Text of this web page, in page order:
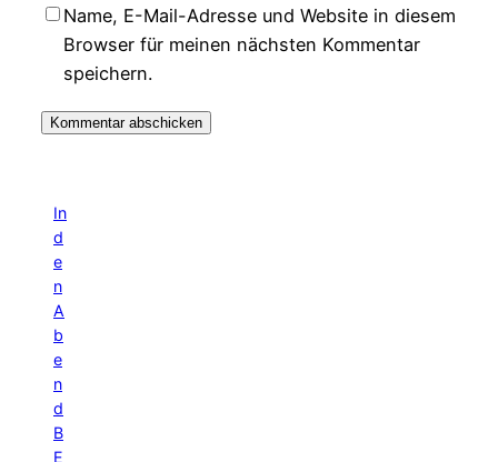
Name, E-Mail-Adresse und Website in diesem
Browser für meinen nächsten Kommentar
speichern.
In
d
e
n
A
b
e
n
d
B
E